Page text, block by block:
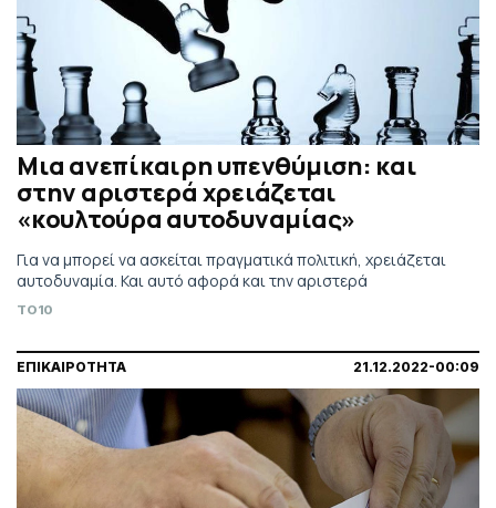
Μια ανεπίκαιρη υπενθύμιση: και
στην αριστερά χρειάζεται
«κουλτούρα αυτοδυναμίας»
Για να μπορεί να ασκείται πραγματικά πολιτική, χρειάζεται
αυτοδυναμία. Και αυτό αφορά και την αριστερά
TO10
ΕΠΙΚΑΙΡΟΤΗΤΑ 21.12.2022-00:09